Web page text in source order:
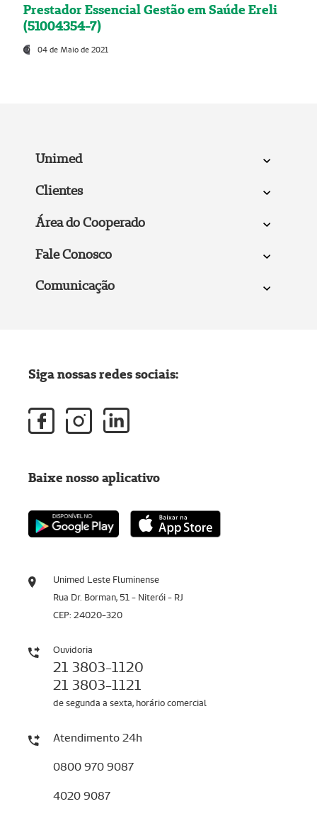
Prestador Essencial Gestão em Saúde Ereli
(51004354-7)
04 de Maio de 2021
Unimed
Clientes
Área do Cooperado
Fale Conosco
Comunicação
Unimed Leste Fluminense
Rua Dr. Borman, 51 - Niterói - RJ
CEP: 24020-320
Ouvidoria
21 3803-1120
21 3803-1121
de segunda a sexta, horário comercial
Atendimento 24h
0800 970 9087
4020 9087
Siga nossas redes sociais:
Baixe nosso aplicativo